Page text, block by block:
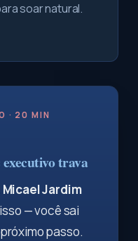
soar natural.
· 20 MIN
trava
Jardim
— você sai
passo.